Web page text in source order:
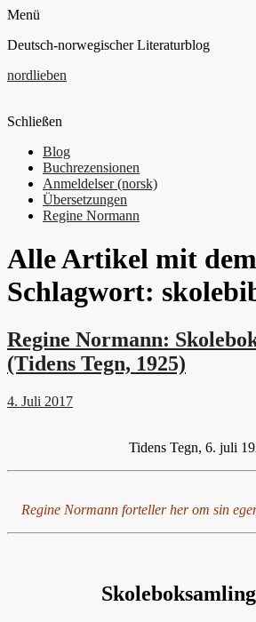
Menü
Deutsch-norwegischer Literaturblog
nordlieben
Schließen
Blog
Buchrezensionen
Anmeldelser (norsk)
Übersetzungen
Regine Normann
Alle Artikel mit dem
Schlagwort:
Regine Normann:
(Tidens Tegn, 1925)
4. Juli 2017
Tidens Tegn, 6. juli
Regine Normann forteller her om sin